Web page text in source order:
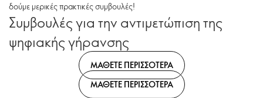
δούμε μερικές πρακτικές συμβουλές!
Συμβουλές για την αντιμετώπιση της
ψηφιακής γήρανσης
ΜΑΘΕΤΕ ΠΕΡΙΣΣΟΤΕΡΑ
ΜΑΘΕΤΕ ΠΕΡΙΣΣΟΤΕΡΑ